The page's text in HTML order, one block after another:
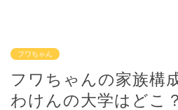
フワちゃん
フワちゃんの家族構
わけんの大学はどこ